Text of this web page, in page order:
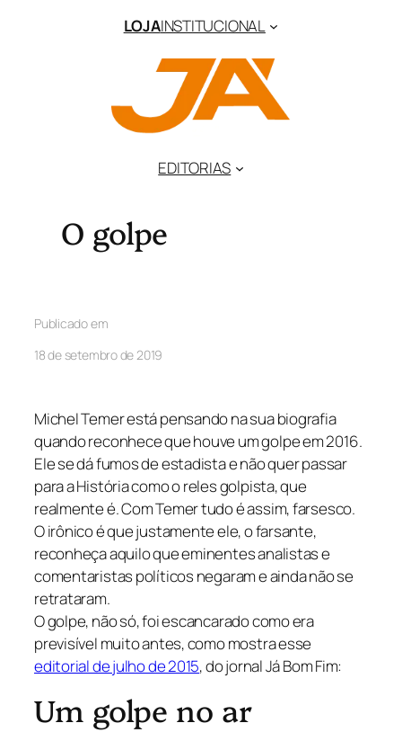
LOJAINSTITUCIONAL
EDITORIAS
O golpe
Publicado em
18 de setembro de 2019
Michel Temer está pensando na sua biografia
quando reconhece que houve um golpe em 2016.
Ele se dá fumos de estadista e não quer passar
para a História como o reles golpista, que
realmente é. Com Temer tudo é assim, farsesco.
O irônico é que justamente ele, o farsante,
reconheça aquilo que eminentes analistas e
comentaristas políticos negaram e ainda não se
retrataram.
O golpe, não só, foi escancarado como era
previsível muito antes, como mostra esse
editorial de julho de 2015, do jornal Já Bom Fim:
Um golpe no ar